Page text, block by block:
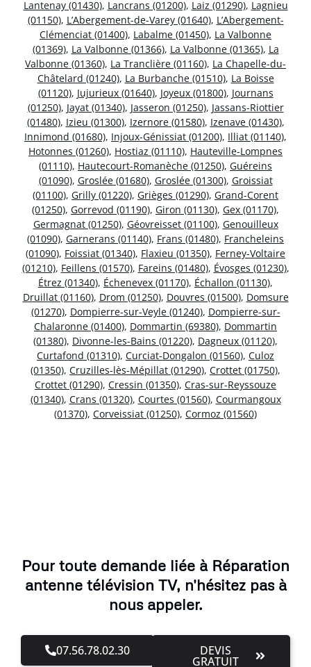
Lantenay (01430), Lancrans (01200), Laiz (01290), Lagnieu
(01150), L’Abergement-de-Varey (01640), L’Abergement-
Clémenciat (01400), Labalme (01450), La Valbonne
(01369), La Valbonne (01366), La Valbonne (01365), La
Valbonne (01360), La Tranclière (01160), La Chapelle-du-
Châtelard (01240), La Burbanche (01510), La Boisse
(01120), Jujurieux (01640), Joyeux (01800), Journans
(01250), Jayat (01340), Jasseron (01250), Jassans-Riottier
(01480), Izieu (01300), Izernore (01580), Izenave (01430),
Innimond (01680), Injoux-Génissiat (01200), Illiat (01140),
Hotonnes (01260), Hostiaz (01110), Hauteville-Lompnes
(01110), Hautecourt-Romanèche (01250), Guéreins
(01090), Groslée (01680), Groslée (01300), Groissiat
(01100), Grilly (01220), Grièges (01290), Grand-Corent
(01250), Gorrevod (01190), Giron (01130), Gex (01170),
Germagnat (01250), Géovreisset (01100), Genouilleux
(01090), Garnerans (01140), Frans (01480), Francheleins
(01090), Foissiat (01340), Flaxieu (01350), Ferney-Voltaire
(01210), Feillens (01570), Fareins (01480), Évosges (01230),
Étrez (01340), Échenevex (01170), Échallon (01130),
Druillat (01160), Drom (01250), Douvres (01500), Domsure
(01270), Dompierre-sur-Veyle (01240), Dompierre-sur-
Chalaronne (01400), Dommartin (69380), Dommartin
(01380), Divonne-les-Bains (01220), Dagneux (01120),
Curtafond (01310), Curciat-Dongalon (01560), Culoz
(01350), Cruzilles-lès-Mépillat (01290), Crottet (01750),
Crottet (01290), Cressin (01350), Cras-sur-Reyssouze
(01340), Crans (01320), Courtes (01560), Courmangoux
(01370), Corveissiat (01250), Cormoz (01560)
Pour toute demande liée à Réparation
antenne télévision TV, n'hésitez pas à
nous appeler.
07.56.78.02.30 DEVIS
GRATUIT